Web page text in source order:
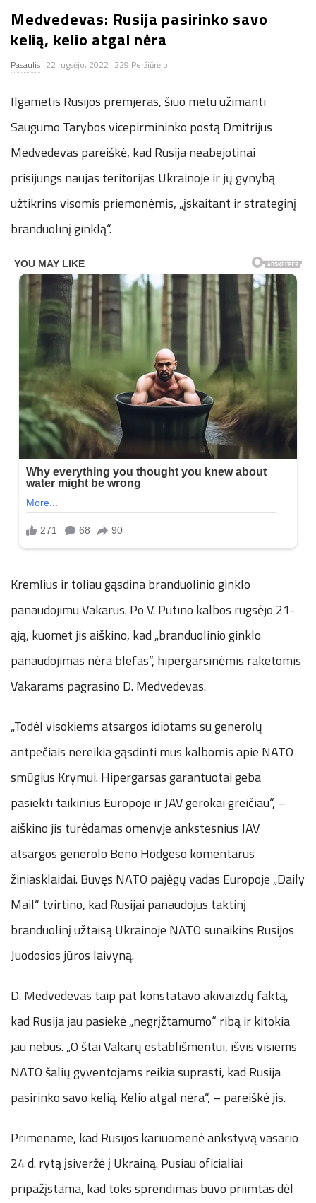
n
.
n
e
t
Medvedevas: Rusija pasirinko savo
kelią, kelio atgal nėra
Pasaulis 22 rugsėjo, 2022 229 Peržiūrėjo
Ilgametis Rusijos premjeras, šiuo metu užimanti
Saugumo Tarybos vicepirmininko postą Dmitrijus
Medvedevas pareiškė, kad Rusija neabejotinai
prisijungs naujas teritorijas Ukrainoje ir jų gynybą
užtikrins visomis priemonėmis, „įskaitant ir strateginį
branduolinį ginklą“.
Kremlius ir toliau gąsdina branduolinio ginklo
panaudojimu Vakarus. Po V. Putino kalbos rugsėjo 21-
ąją, kuomet jis aiškino, kad „branduolinio ginklo
panaudojimas nėra blefas“, hipergarsinėmis raketomis
Vakarams pagrasino D. Medvedevas.
„Todėl visokiems atsargos idiotams su generolų
antpečiais nereikia gąsdinti mus kalbomis apie NATO
smūgius Krymui. Hipergarsas garantuotai geba
pasiekti taikinius Europoje ir JAV gerokai greičiau“, –
aiškino jis turėdamas omenyje ankstesnius JAV
atsargos generolo Beno Hodgeso komentarus
žiniasklaidai. Buvęs NATO pajėgų vadas Europoje „Daily
Mail“ tvirtino, kad Rusijai panaudojus taktinį
branduolinį užtaisą Ukrainoje NATO sunaikins Rusijos
Juodosios jūros laivyną.
D. Medvedevas taip pat konstatavo akivaizdų faktą,
kad Rusija jau pasiekė „negrįžtamumo“ ribą ir kitokia
jau nebus. „O štai Vakarų establišmentui, išvis visiems
NATO šalių gyventojams reikia suprasti, kad Rusija
pasirinko savo kelią. Kelio atgal nėra“, – pareiškė jis.
Primename, kad Rusijos kariuomenė ankstyvą vasario
24 d. rytą įsiveržė į Ukrainą. Pusiau oficialiai
pripažįstama, kad toks sprendimas buvo priimtas dėl